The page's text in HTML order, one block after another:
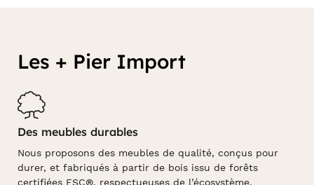
Les + Pier Import
Des meubles durables
Nous proposons des meubles de qualité, conçus pour
durer, et fabriqués à partir de bois issu de forêts
certifiées FSC®, respectueuses de l’écosystème.